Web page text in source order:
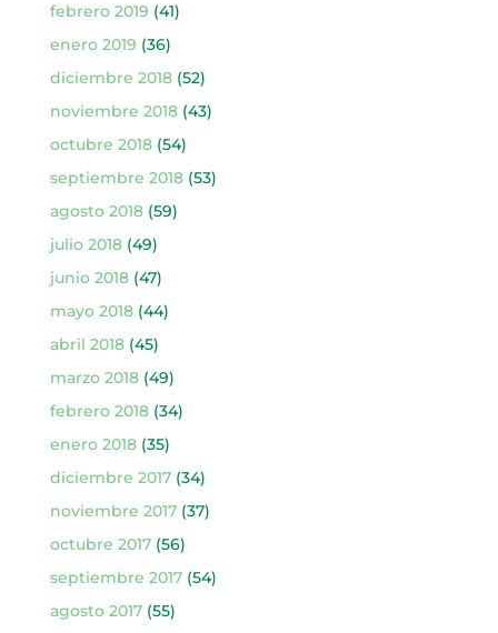
febrero 2019 (41)
enero 2019 (36)
diciembre 2018(52)
noviembre 2018(43)
octubre 2018(54)
septiembre 2018(53)
agosto 2018(59)
julio 2018(49)
junio 2018(47)
mayo 2018(44)
abril 2018(45)
marzo 2018(49)
febrero 2018(34)
enero 2018(35)
diciembre 2017(34)
noviembre 2017(37)
octubre 2017(56)
septiembre 2017(54)
agosto 2017(55)